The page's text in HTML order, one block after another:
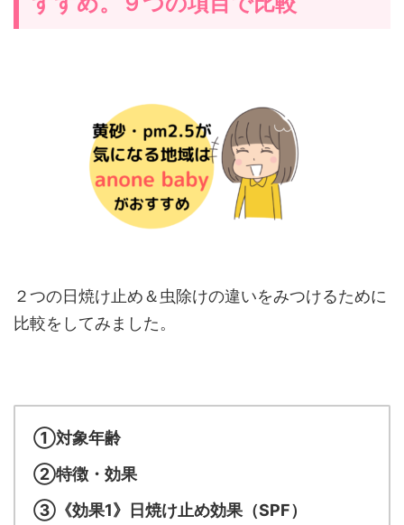
２つの日焼け止め＆虫除けの違いをみつけるために
比較をしてみました。
①対象年齢
②特徴・効果
③《効果1》日焼け止め効果（SPF）